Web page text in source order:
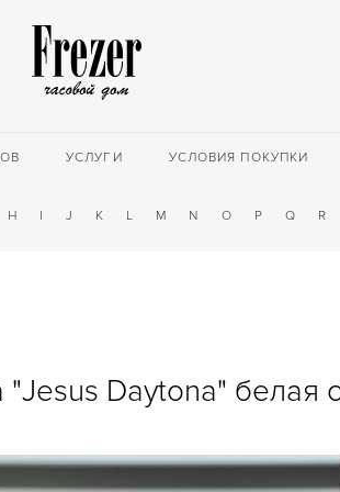
УСЛУГИ УСЛОВИЯ ПОКУПКИ
H I J K L M N O P Q R
"Jesus Daytona" белая